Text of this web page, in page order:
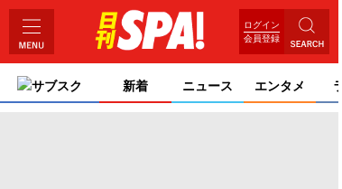
ログイン
会員登録
サブスク 新着 ニュース エンタメ